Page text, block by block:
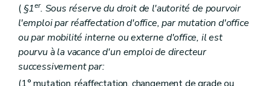
Art. 435
Art. 436
Art. 437
Art. 438
Art. 439
Art. 440
Art. 441
( §1er. Sous réserve du droit de l'autorité de pourvoir
l'emploi par réaffectation d'office, par mutation d'office
ou par mobilité interne ou externe d'office, il est
pourvu à la vacance d'un emploi de directeur
successivement par:
(1° mutation, réaffectation, changement de grade ou